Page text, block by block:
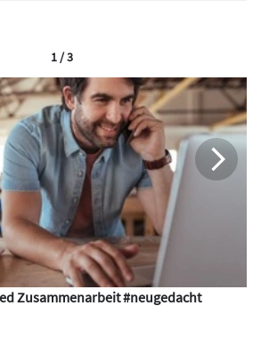
Zusammenarbeit #neugedacht
1 / 3